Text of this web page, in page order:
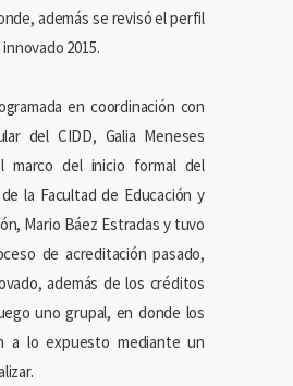
además se revisó el perfil
2015.
en coordinación con
del CIDD, Galia Meneses
marco del inicio formal del
la Facultad de Educación y
Mario Báez Estradas y tuvo
de acreditación pasado,
además de los créditos
uno grupal, en donde los
a lo expuesto mediante un